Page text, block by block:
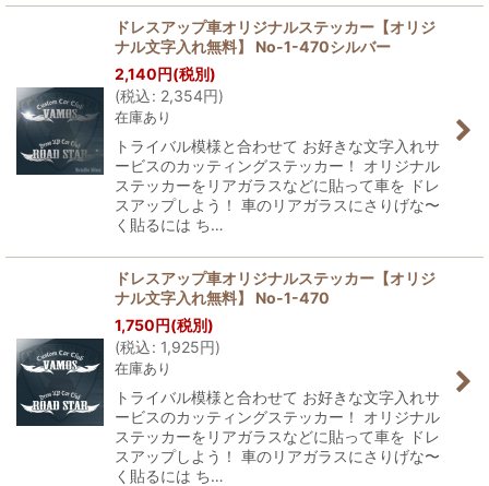
ドレスアップ車オリジナルステッカー【オリジ
ナル文字入れ無料】 No-1-470シルバー
2,140円(税別)
(税込: 2,354円)
在庫あり
トライバル模様と合わせて お好きな文字入れサ
ービスのカッティングステッカー！ オリジナル
ステッカーをリアガラスなどに貼って車を ドレ
スアップしよう！ 車のリアガラスにさりげな〜
く貼るには ち…
ドレスアップ車オリジナルステッカー【オリジ
ナル文字入れ無料】 No-1-470
1,750円(税別)
(税込: 1,925円)
在庫あり
トライバル模様と合わせて お好きな文字入れサ
ービスのカッティングステッカー！ オリジナル
ステッカーをリアガラスなどに貼って車を ドレ
スアップしよう！ 車のリアガラスにさりげな〜
く貼るには ち…